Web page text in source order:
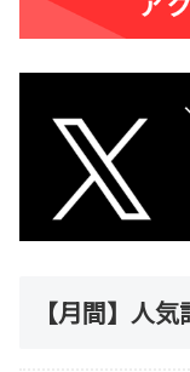
【月間】人